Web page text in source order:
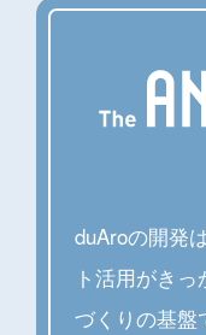
duAroの開発
ト活用がきっ
づくりの基盤